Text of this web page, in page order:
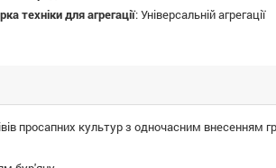
техніки для агрегації:Універсальній агрегації
просапних культур з одночасним внесенням